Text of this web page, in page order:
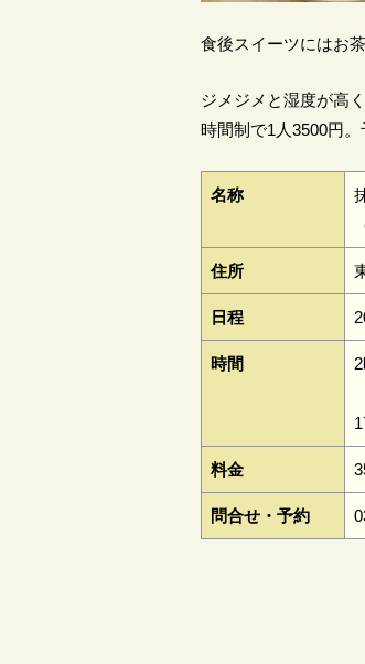
食後スイーツにはお
ジメジメと湿度が高
時間制で1人3500円
名称
住所
日程
時間
料金
問合せ・予約